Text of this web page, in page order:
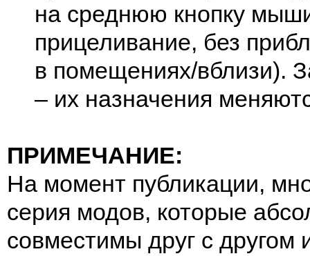
на среднюю кнопку
прицеливание, без
в помещениях/вблизи).
– их назначения
ПРИМЕЧАНИЕ:
На момент публикации,
серия модов, которые
совместимы друг с другом